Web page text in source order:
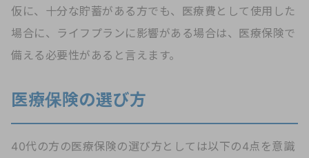
仮に、十分な貯蓄がある方でも、医療費として使用した
場合に、ライフプランに影響がある場合は、医療保険で
備える必要性があると言えます。
医療保険の選び方
40代の方の医療保険の選び方としては以下の4点を意識